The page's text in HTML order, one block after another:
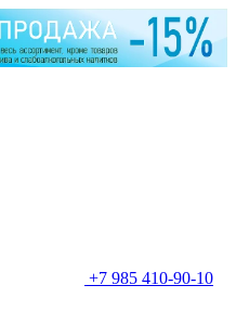
+7 985 410-90-10